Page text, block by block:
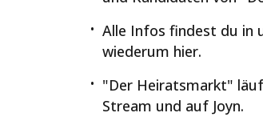
Alle Infos findest du in
wiederum hier.
"Der Heiratsmarkt"
Stream und auf Joyn.